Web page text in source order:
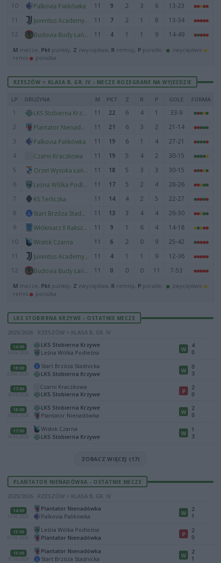
10 Palkovia Palikówka 11 9 2 3 6
13-23
11
Juventus Academy Rzeszów 11 7 2 1 8
13-34
12
Budovia Budy Łańcuckie 11 4 1 1 9 14-49
M mecze, Pkt punkty, Z zwycięstwa, R remisy, P porażki ·
zwycięstwo
remis
porażka
RZESZÓW > KLASA B, GR. IV - MECZE ROZEGRANE NA WYJEŹDZIE
LP DRUŻYNA M PKT Z R P GOLE FORMA
1 LKS Stobierna Krzywe 11 22 6 4 1
33-9
2
Plantator Nienadówka 11 21 6 3 2
21-14
3
Palkovia Palikówka 11 19 6 1 4
27-21
4
Czarni Kraczkowa 11 19 5 4 2
30-15
5
Orzeł Wysoka Łańcucka 11 18 5 3 3
30-15
6
Leśna Wólka Podleśna 11 17 5 2 4
28-26
7
KS Terliczka 11 14 4 2 5
22-27
8
Start Brzóza Stadnicka 11 13 3 4 4
26-30
9
Włókniarz II Rakszawa 11 9 1 6 4
14-18
10
Wisłok Czarna 11 6 2 0 9
25-42
11
Juventus Academy Rzeszów 11 4 1 1 9
12-36
12
Budovia Budy Łańcuckie 11 0 0 0 11 7-53
M mecze, Pkt punkty, Z zwycięstwa, R remisy, P porażki ·
zwycięstwo
remis
porażka
LKS STOBIERNA KRZYWE - OSTATNIE MECZE
2025/2026 · RZESZÓW > KLASA B, GR. IV
14:00
14.06.2026
LKS Stobierna Krzywe
Leśna Wólka Podleśna
W
4
0
18:00
03.06.2026
Start Brzóza Stadnicka
LKS Stobierna Krzywe
W
0
3
17:00
30.05.2026
Czarni Kraczkowa
LKS Stobierna Krzywe
P
2
0
18:00
24.05.2026
LKS Stobierna Krzywe
Plantator Nienadówka
W
2
0
17:00
16.05.2026
Wisłok Czarna
LKS Stobierna Krzywe
W
1
3
ZOBACZ WIĘCEJ (17)
PLANTATOR NIENADÓWKA - OSTATNIE MECZE
2025/2026 · RZESZÓW > KLASA B, GR. IV
14:00
14.06.2026
Plantator Nienadówka
Palkovia Palikówka
W
2
1
15:00
07.06.2026
Leśna Wólka Podleśna
Plantator Nienadówka
P
2
0
15:00
31.05.2026
Plantator Nienadówka
Start Brzóza Stadnicka
W
2
1